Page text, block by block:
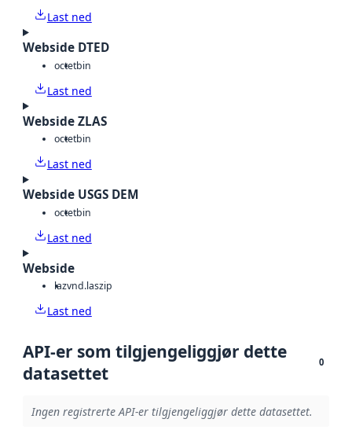
Last ned
Webside DTED
octetbin
Last ned
Webside ZLAS
octetbin
Last ned
Webside USGS DEM
octetbin
Last ned
Webside
lazvnd.laszip
Last ned
API-er som tilgjengeliggjør dette
datasettet
0
Ingen registrerte API-er tilgjengeliggjør dette datasettet.